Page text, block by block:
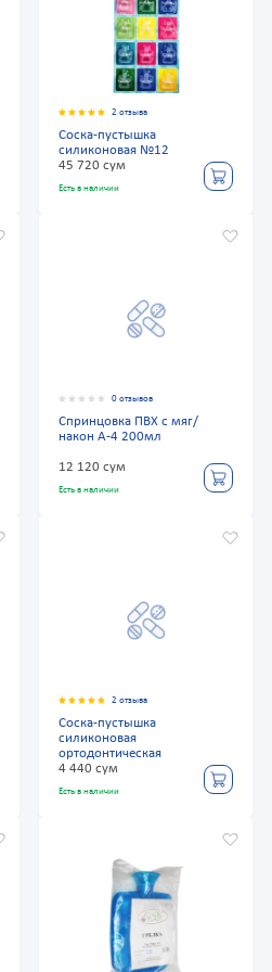
2 отзыва
Соска-пустышка
силиконовая №12
45 720 сум
Есть в наличии
0 отзывов
Спринцовка ПВХ с мяг/
након А-4 200мл
12 120 сум
Есть в наличии
2 отзыва
Соска-пустышка
силиконовая
ортодонтическая
4 440 сум
Есть в наличии